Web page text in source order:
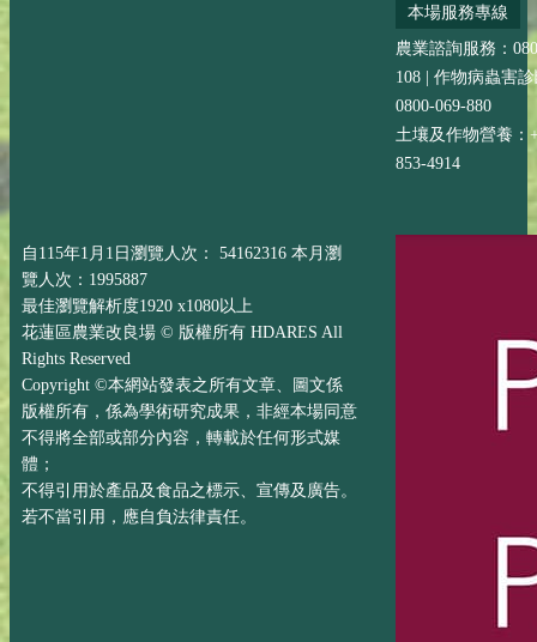
本場服務專線
農業諮詢服務：
108 | 作物病蟲害
0800-069-880
土壤及作物營養：
853-4914
自115年1月1日瀏覽人次： 54162316 本月瀏
覽人次：1995887
最佳瀏覽解析度1920 x1080以上
花蓮區農業改良場 © 版權所有 HDARES All
Rights Reserved
Copyright ©本網站發表之所有文章、圖文係
版權所有，係為學術研究成果，非經本場同意
不得將全部或部分內容，轉載於任何形式媒
體；
不得引用於產品及食品之標示、宣傳及廣告。
若不當引用，應自負法律責任。